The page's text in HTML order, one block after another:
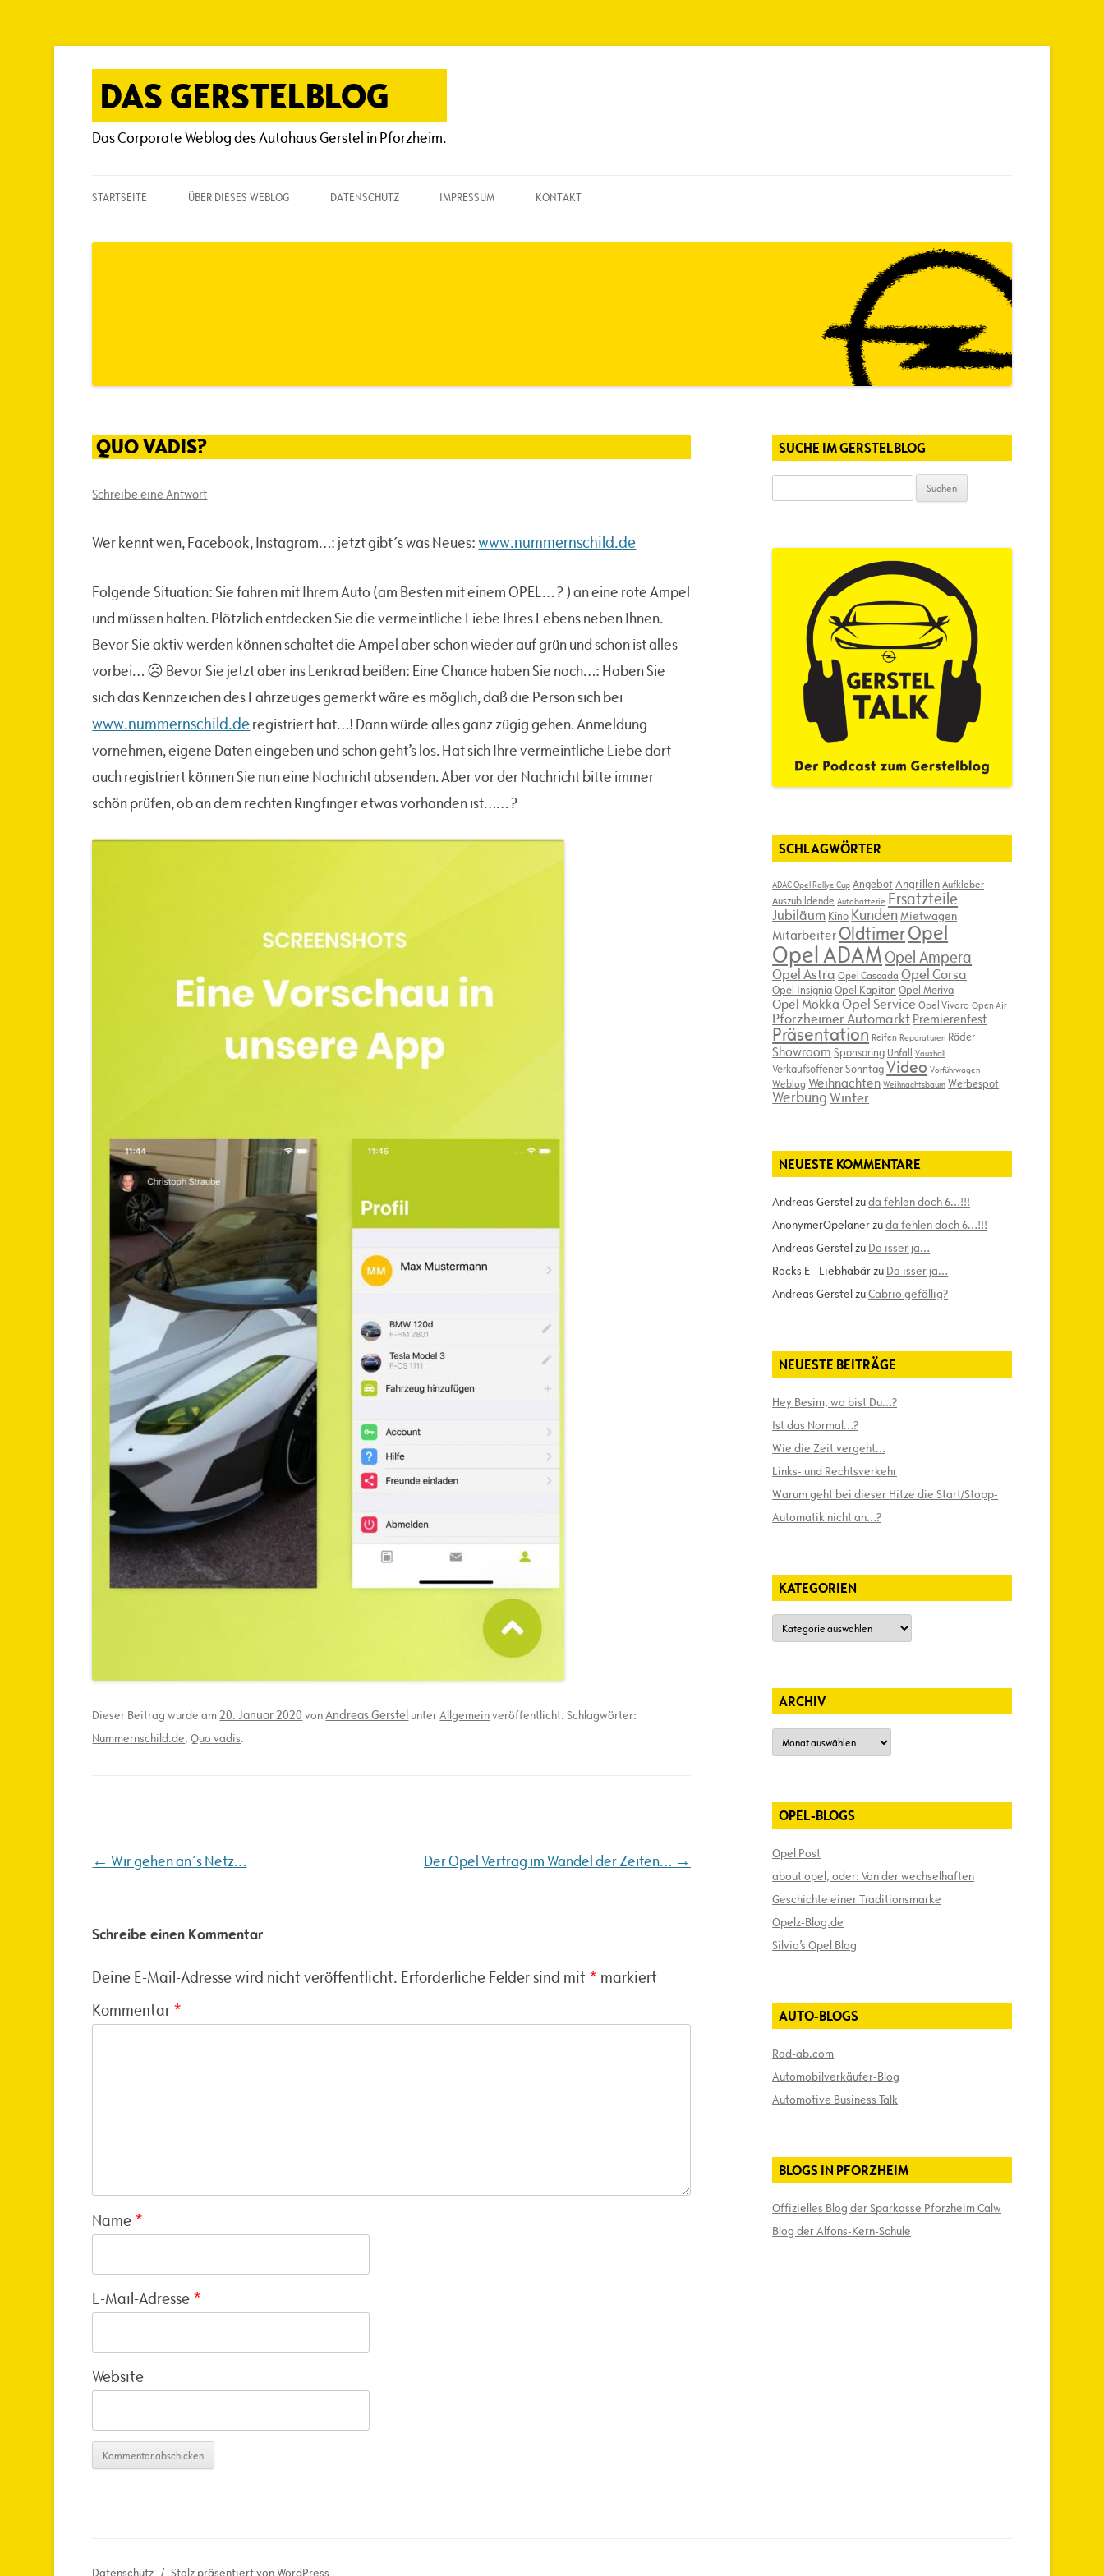
Zum
Inhalt
DAS GERSTELBLOG
Das Corporate Weblog des Autohaus Gerstel in Pforzheim.
STARTSEITE ÜBER DIESES WEBLOG DATENSCHUTZ IMPRESSUM KONTAKT
QUO VADIS?
Schreibe eine Antwort
Wer kennt wen, Facebook, Instagram…: jetzt gibt´s was Neues:www.nummernschild.de
Folgende Situation: Sie fahren mit Ihrem Auto (am Besten mit einem OPEL… ? ) an eine rote Ampel
und müssen halten. Plötzlich entdecken Sie die vermeintliche Liebe Ihres Lebens neben Ihnen.
Bevor Sie aktiv werden können schaltet die Ampel aber schon wieder auf grün und schon ist alles
vorbei… ☹ Bevor Sie jetzt aber ins Lenkrad beißen: Eine Chance haben Sie noch…: Haben Sie
sich das Kennzeichen des Fahrzeuges gemerkt wäre es möglich, daß die Person sich bei
www.nummernschild.deregistriert hat…! Dann würde alles ganz zügig gehen. Anmeldung
vornehmen, eigene Daten eingeben und schon geht’s los. Hat sich Ihre vermeintliche Liebe dort
auch registriert können Sie nun eine Nachricht absenden. Aber vor der Nachricht bitte immer
schön prüfen, ob an dem rechten Ringfinger etwas vorhanden ist…… ?
Dieser Beitrag wurde am20. Januar 2020 vonAndreas Gerstel unterAllgemeinveröffentlicht. Schlagwörter:
Nummernschild.de,Quo vadis.
Beitragsnavigation
← Wir gehen an´s Netz… Der Opel Vertrag im Wandel der Zeiten… →
Schreibe einen Kommentar
Deine E-Mail-Adresse wird nicht veröffentlicht. Erforderliche Felder sind mit * markiert
Kommentar *
Name *
E-Mail-Adresse *
Website
SUCHE IM GERSTELBLOG
nach:
SCHLAGWÖRTER
ADAC Opel Rallye Cup AngebotAngrillenAufkleber
Auszubildende Autobatterie Ersatzteile
Jubiläum Kino Kunden Mietwagen
Mitarbeiter OldtimerOpel
Opel ADAM Opel Ampera
Opel Astra Opel Cascada Opel Corsa
Opel InsigniaOpel Kapitän Opel Meriva
Opel Mokka Opel ServiceOpel Vivaro Open Air
Pforzheimer Automarkt Premierenfest
Präsentation Reifen Reparaturen Räder
Showroom Sponsoring Unfall Vauxhall
Verkaufsoffener SonntagVideo Vorführwagen
Weblog Weihnachten Weihnachtsbaum Werbespot
WerbungWinter
NEUESTE KOMMENTARE
Andreas Gerstelzuda fehlen doch 6…!!!
AnonymerOpelanerzuda fehlen doch 6…!!!
Andreas Gerstelzu Da isser ja…
Rocks E - Liebhabärzu Da isser ja…
Andreas GerstelzuCabrio gefällig?
NEUESTE BEITRÄGE
Hey Besim, wo bist Du…?
Ist das Normal…?
Wie die Zeit vergeht…
Links- und Rechtsverkehr
Warum geht bei dieser Hitze die Start/Stopp-
Automatik nicht an…?
KATEGORIEN
Kategorien
ARCHIV
Archiv
OPEL-BLOGS
Opel Post
about opel, oder: Von der wechselhaften
Geschichte einer Traditionsmarke
Opelz-Blog.de
Silvio’s Opel Blog
AUTO-BLOGS
Rad-ab.com
Automobilverkäufer-Blog
Automotive Business Talk
BLOGS IN PFORZHEIM
Offizielles Blog der Sparkasse Pforzheim Calw
Blog der Alfons-Kern-Schule